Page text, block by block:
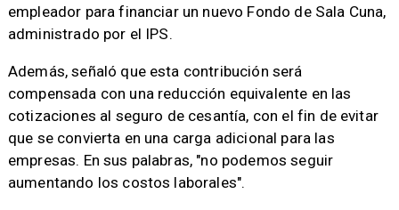
empleador para financiar un nuevo Fondo de Sala Cuna,
administrado por el IPS.
Además, señaló que esta contribución será
compensada con una reducción equivalente en las
cotizaciones al seguro de cesantía, con el fin de evitar
que se convierta en una carga adicional para las
empresas. En sus palabras, "no podemos seguir
aumentando los costos laborales".